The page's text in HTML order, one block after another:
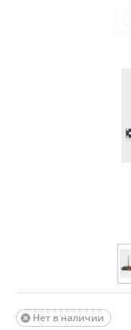
Нет в наличии
